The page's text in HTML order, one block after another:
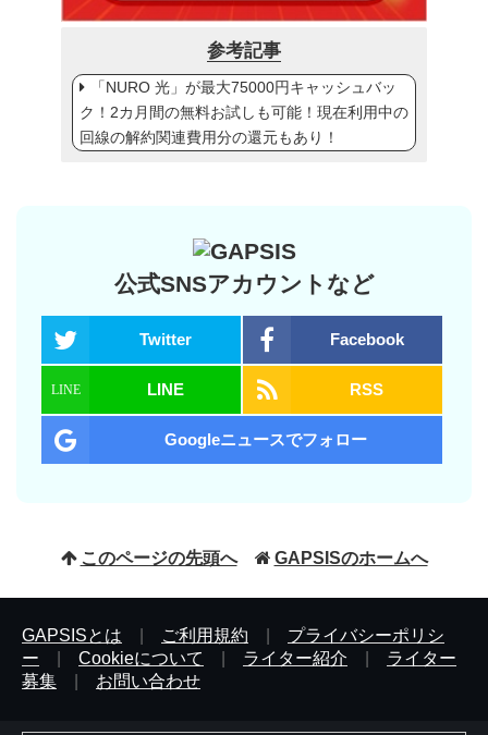
参考記事
「NURO 光」が最大75000円キャッシュバッ
ク！2カ月間の無料お試しも可能！現在利用中の
回線の解約関連費用分の還元もあり！
公式SNSアカウントなど
Twitter Facebook
LINE RSS
Googleニュースでフォロー
このページの先頭へ GAPSISのホームへ
GAPSISとは ご利用規約
プライバシーポリシ
ー
Cookieについて ライター紹介
ライター
募集
お問い合わせ